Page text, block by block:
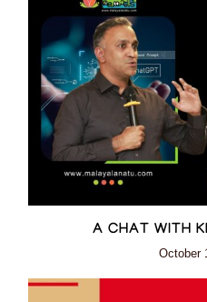
A CHAT WITH
October